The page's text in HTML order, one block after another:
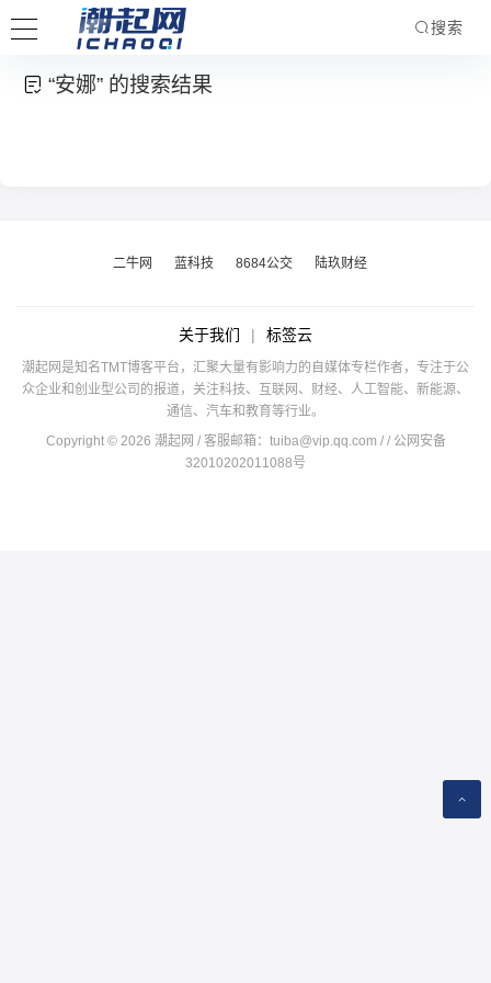
搜索
“安娜” 的搜索结果
二牛网 蓝科技 8684公交 陆玖财经
关于我们 | 标签云
潮起网是知名TMT博客平台，汇聚大量有影响力的自媒体专栏作者，专注于公
众企业和创业型公司的报道，关注科技、互联网、财经、人工智能、新能源、
通信、汽车和教育等行业。
Copyright © 2026 潮起网 / 客服邮箱： tuiba@vip.qq.com / / 公网安备
32010202011088号